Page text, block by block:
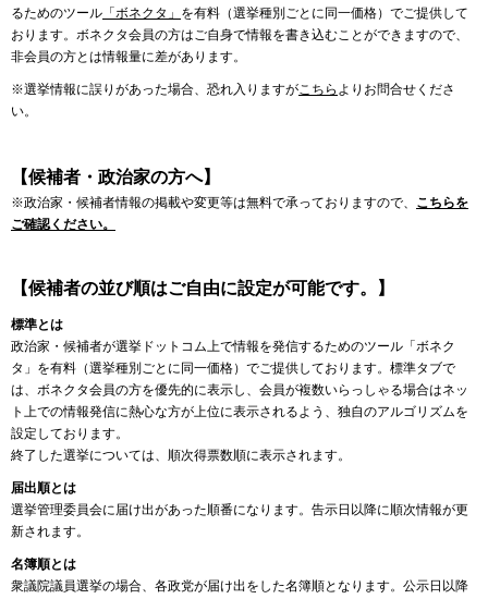
るためのツール 「ボネクタ」 を有料（選挙種別ごとに同一価格）でご提供して
おります。ボネクタ会員の方はご自身で情報を書き込むことができますので、
非会員の方とは情報量に差があります。
※選挙情報に誤りがあった場合、恐れ入りますがこちら よりお問合せくださ
い。
【候補者・政治家の方へ】
※政治家・候補者情報の掲載や変更等は無料で承っておりますので、 こちらを
ご確認ください。
【候補者の並び順はご自由に設定が可能です。】
標準とは
政治家・候補者が選挙ドットコム上で情報を発信するためのツール「ボネク
タ」を有料（選挙種別ごとに同一価格）でご提供しております。標準タブで
は、ボネクタ会員の方を優先的に表示し、会員が複数いらっしゃる場合はネッ
ト上での情報発信に熱心な方が上位に表示されるよう、独自のアルゴリズムを
設定しております。
終了した選挙については、順次得票数順に表示されます。
届出順とは
選挙管理委員会に届け出があった順番になります。告示日以降に順次情報が更
新されます。
名簿順とは
衆議院議員選挙の場合、各政党が届け出をした名簿順となります。公示日以降